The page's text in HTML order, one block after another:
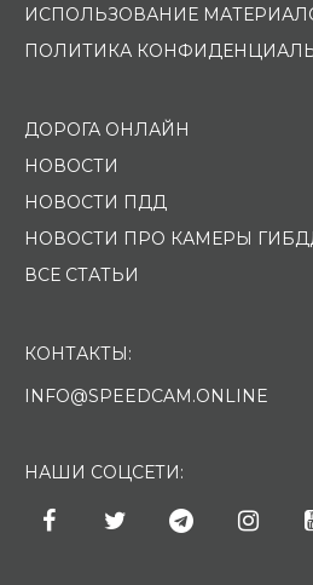
ИСПОЛЬЗОВАНИЕ
ПОЛИТИКА
ДОРОГА ОНЛАЙН
НОВОСТИ
НОВОСТИ ПДД
НОВОСТИ ПРО КАМЕРЫ
ВСЕ СТАТЬИ
КОНТАКТЫ:
INFO@SPEEDCAM.ONLINE
НАШИ СОЦСЕТИ: